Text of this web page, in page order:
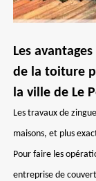
Les
de la toiture
la ville de Le
Les travaux de
maisons, et plus
Pour faire les
entreprise de